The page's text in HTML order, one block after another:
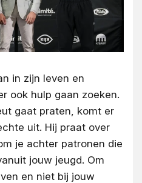
in zijn leven en
ook hulp gaan zoeken.
gaat praten, komt er
uit. Hij praat over
je achter patronen die
jouw jeugd. Om
en niet bij jouw